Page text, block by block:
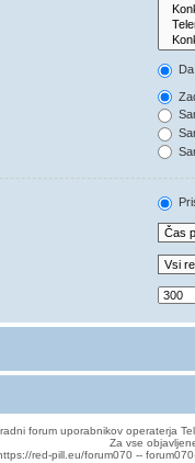
Da
forum uporabnikov operaterja
Za vse
red-pill.eu/forum070 --